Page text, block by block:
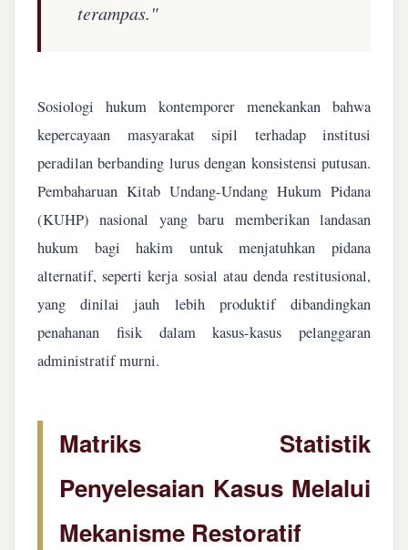
terampas."
Sosiologi hukum kontemporer menekankan bahwa
kepercayaan masyarakat sipil terhadap institusi
peradilan berbanding lurus dengan konsistensi putusan.
Pembaharuan Kitab Undang-Undang Hukum Pidana
(KUHP) nasional yang baru memberikan landasan
hukum bagi hakim untuk menjatuhkan pidana
alternatif, seperti kerja sosial atau denda restitusional,
yang dinilai jauh lebih produktif dibandingkan
penahanan fisik dalam kasus-kasus pelanggaran
administratif murni.
Matriks Statistik
Penyelesaian Kasus Melalui
Mekanisme Restoratif